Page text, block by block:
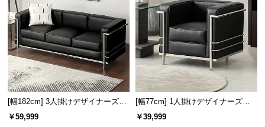
会
員
規
約
に
つ
い
て
書斎での静かなひと時に
包み込まれるようなフォルムと快適な座り心地は、
書斎や自室など静かで落ち着きのある空間におすす
めです。
[幅182cm] 3人掛けデザイナーズソ
ファ ル・コルビジェ LC2 名作 リ
￥59,999
[幅77cm] 1人掛けデザイナーズソ
ファ ル・コルビジェ LC2 名作 リ
￥39,999